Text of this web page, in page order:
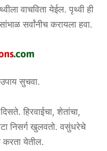
वाचविता येईल. पृथ्वी ही
सर्वांनीच करायला हवा.
सुचवा.
हिरवाईचा, शेतांचा,
छटा निसर्ग खुलवतो. वसुंधरेचे
करता येतील.